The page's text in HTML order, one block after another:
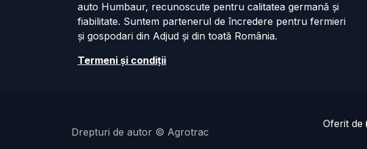
auto Humbaur, recunoscute pentru calitatea germană și
fiabilitate. Suntem partenerul de încredere pentru fermieri
și gospodari din Adjud și din toată România.
Termeni și cond​iții
Drepturi de autor © Agrotrac
Oferit de